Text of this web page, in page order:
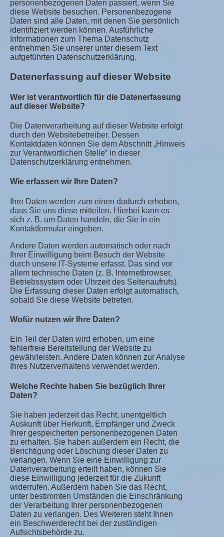
personenbezogenen Daten passiert, wenn Sie
diese Website besuchen. Personenbezogene
Daten sind alle Daten, mit denen Sie persönlich
identifiziert werden können. Ausführliche
Informationen zum Thema Datenschutz
entnehmen Sie unserer unter diesem Text
aufgeführten Datenschutzerklärung.
Datenerfassung auf dieser Website
Wer ist verantwortlich für die Datenerfassung
auf dieser Website?
Die Datenverarbeitung auf dieser Website erfolgt
durch den Websitebetreiber. Dessen
Kontaktdaten können Sie dem Abschnitt „Hinweis
zur Verantwortlichen Stelle“ in dieser
Datenschutzerklärung entnehmen.
Wie erfassen wir Ihre Daten?
Ihre Daten werden zum einen dadurch erhoben,
dass Sie uns diese mitteilen. Hierbei kann es
sich z. B. um Daten handeln, die Sie in ein
Kontaktformular eingeben.
Andere Daten werden automatisch oder nach
Ihrer Einwilligung beim Besuch der Website
durch unsere IT-Systeme erfasst. Das sind vor
allem technische Daten (z. B. Internetbrowser,
Betriebssystem oder Uhrzeit des Seitenaufrufs).
Die Erfassung dieser Daten erfolgt automatisch,
sobald Sie diese Website betreten.
Wofür nutzen wir Ihre Daten?
Ein Teil der Daten wird erhoben, um eine
fehlerfreie Bereitstellung der Website zu
gewährleisten. Andere Daten können zur Analyse
Ihres Nutzerverhaltens verwendet werden.
Welche Rechte haben Sie bezüglich Ihrer
Daten?
Sie haben jederzeit das Recht, unentgeltlich
Auskunft über Herkunft, Empfänger und Zweck
Ihrer gespeicherten personenbezogenen Daten
zu erhalten. Sie haben außerdem ein Recht, die
Berichtigung oder Löschung dieser Daten zu
verlangen. Wenn Sie eine Einwilligung zur
Datenverarbeitung erteilt haben, können Sie
diese Einwilligung jederzeit für die Zukunft
widerrufen. Außerdem haben Sie das Recht,
unter bestimmten Umständen die Einschränkung
der Verarbeitung Ihrer personenbezogenen
Daten zu verlangen. Des Weiteren steht Ihnen
ein Beschwerderecht bei der zuständigen
Aufsichtsbehörde zu.